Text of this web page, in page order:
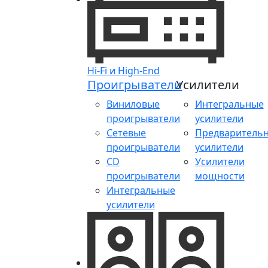
Hi-Fi и High-End
Проигрыватели
Виниловые
проигрыватели
Сетевые
проигрыватели
CD
проигрыватели
Интегральные
усилители
Усилители
Интегральные
усилители
усилители
Усилители
мощности